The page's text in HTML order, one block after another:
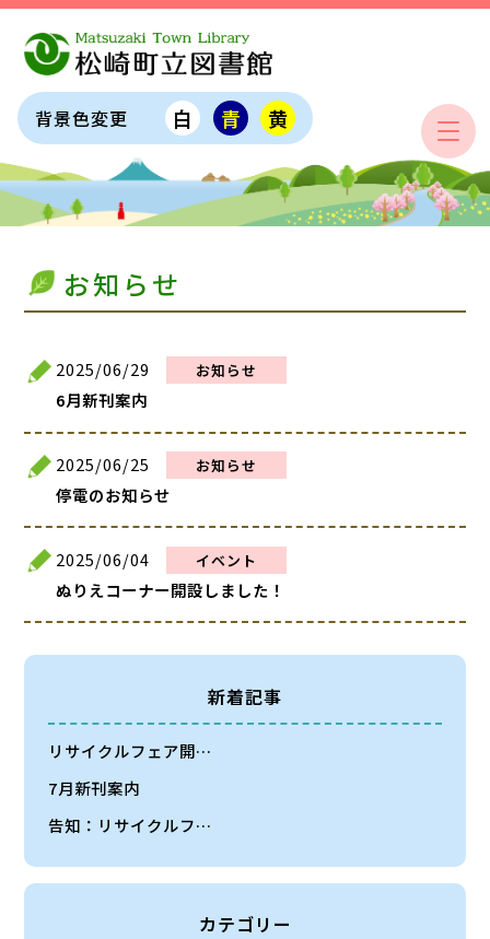
背景色変更 白 青 黄
お知らせ
2025/06/29 お知らせ
6月新刊案内
2025/06/25 お知らせ
停電のお知らせ
2025/06/04 イベント
ぬりえコーナー開設しました！
新着記事
リサイクルフェア開…
7月新刊案内
告知：リサイクルフ…
カテゴリー